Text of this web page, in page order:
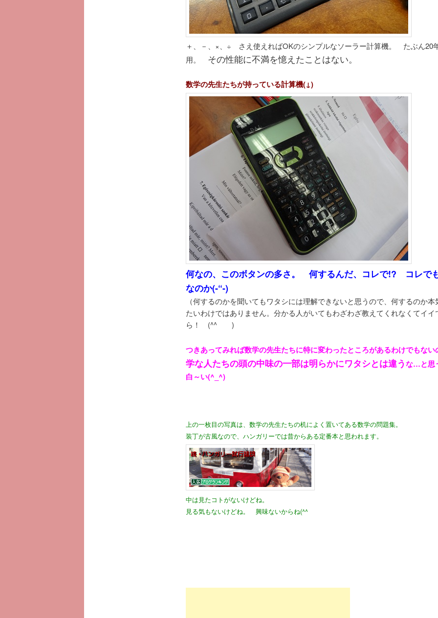
＋、－、×、÷ さえ使えればOKのシンプルなソーラー計算機。 たぶん20
用。 その性能に不満を憶えたことはない。
数学の先生たちが持っている計算機(↓)
何なの、このボタンの多さ。 何するんだ、コレで!? コレで
なのか(-“-)
（何するのかを聞いてもワタシには理解できないと思うので、何するのか本
たいわけではありません。分かる人がいてもわざわざ教えてくれなくてイイ
ら！ (^^ゞ )
つきあってみれば数学の先生たちに特に変わったところがあるわけでもない
学な人たちの頭の中味の一部は明らかにワタシとは違うな…と
白～い(^_^)
上の一枚目の写真は、数学の先生たちの机によく置いてある数学の問題集。
装丁が古風なので、ハンガリーでは昔からある定番本と思われます。
中は見たコトがないけどね。
見る気もないけどね。 興味ないからね(^^ゞ